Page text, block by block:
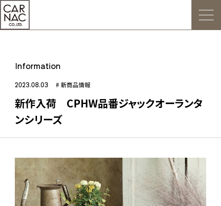
トップ
ごあいさつ
Web発注について
お知らせ
会社概要
デジタルカタログ
販促用POP
Information
2023.08.03 # 新商品情報
新作入荷 CPHW品番ジャックオーランタ
ンシリーズ